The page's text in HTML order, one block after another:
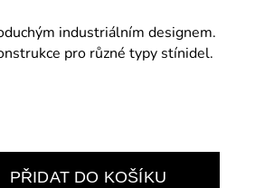
industriálním designem.
pro různé typy stínidel.
PŘIDAT DO KOŠÍKU